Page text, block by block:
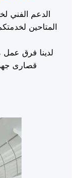
الدعم الفني
المتاحين
لدينا فرق عمل
قصارى